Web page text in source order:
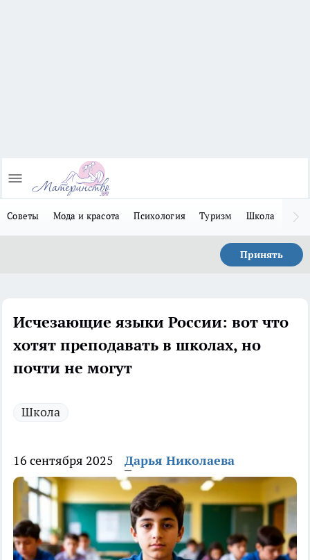
Советы Мода и красота Психология Туризм Школа
Принять
Исчезающие языки России: вот что
хотят преподавать в школах, но
почти не могут
Школа
16 сентября 2025 Дарья Николаева